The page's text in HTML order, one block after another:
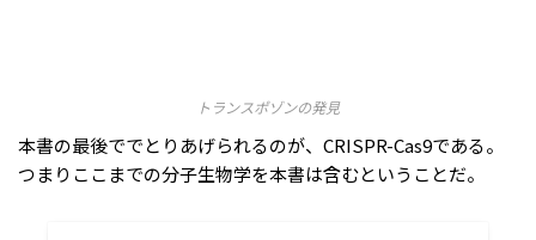
トランスポゾンの発見
本書の最後ででとりあげられるのが、CRISPR-Cas9である。
つまりここまでの分子生物学を本書は含むということだ。